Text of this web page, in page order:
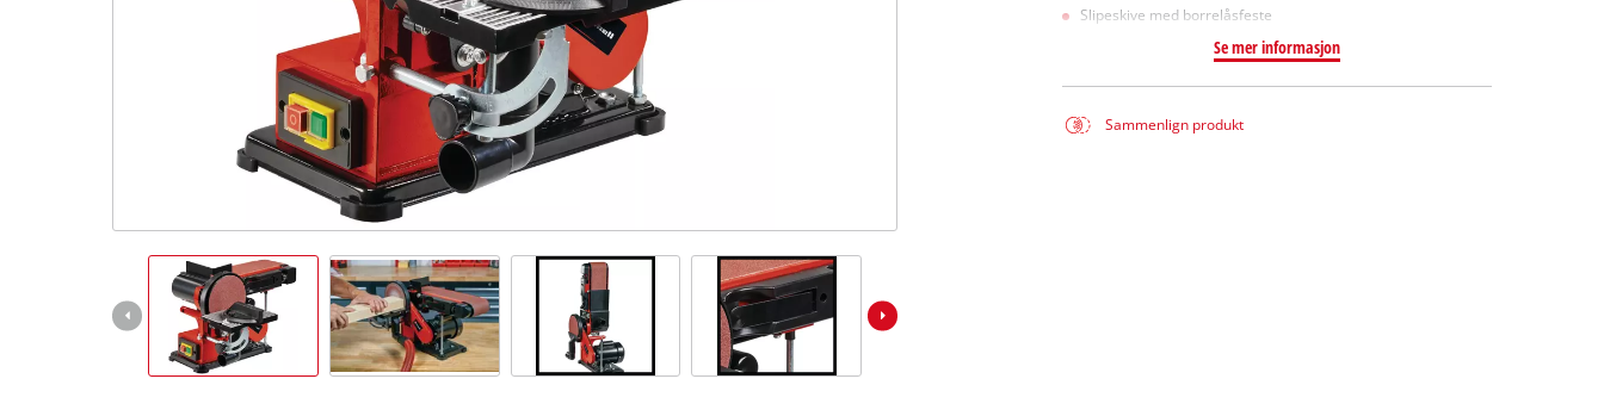
Slipeskive med borrelåsfeste
Se mer informasjon
Sammenlign produkt